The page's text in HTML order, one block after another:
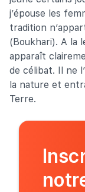
j’épouse les
tradition
(Boukhari). A la
apparaît
de célibat. Il ne
la nature et
Terre.